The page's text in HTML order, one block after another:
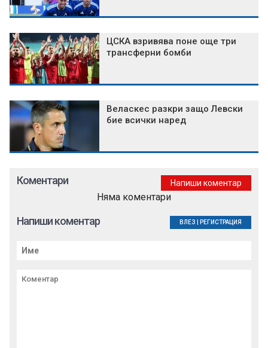
ЦСКА взривява поне още три
трансферни бомби
Веласкес разкри защо Левски
бие всички наред
Коментари Напиши коментар
Няма коментари
Напиши коментар ВЛЕЗ РЕГИСТРАЦИЯ